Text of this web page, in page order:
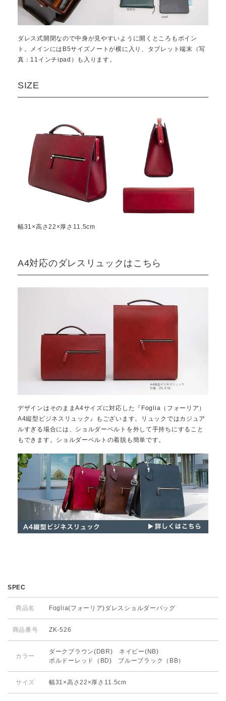
ダレス式開閉なので中身が見やすいように開くところもポイン
ト。メインにはB5サイズノートが横に入り、タブレット端末（写
真：11インチipad）も入ります。
SIZE
幅31×高さ22×厚さ11.5cm
A4対応のダレスリュックはこちら
デザインはそのままA4サイズに対応した『Foglia（フォーリア）
A4縦型ビジネスリュック』もございます。リュックではカジュア
ルすぎる場合には、ショルダーベルトを外して手持ちにすること
もできます。ショルダーベルトの着脱も簡単です。
SPEC
商品名 Foglia(フォーリア)ダレスショルダーバッグ
商品番号 ZK-526
カラー
ダークブラウン(DBR) ネイビー(NB)
ボルドーレッド（BD) ブルーブラック（BB）
サイズ 幅31×高さ22×厚さ11.5cm